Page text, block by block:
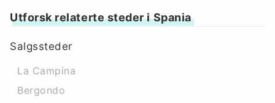
Utforsk relaterte steder i Spania
Salgssteder
La Campina
Bergondo